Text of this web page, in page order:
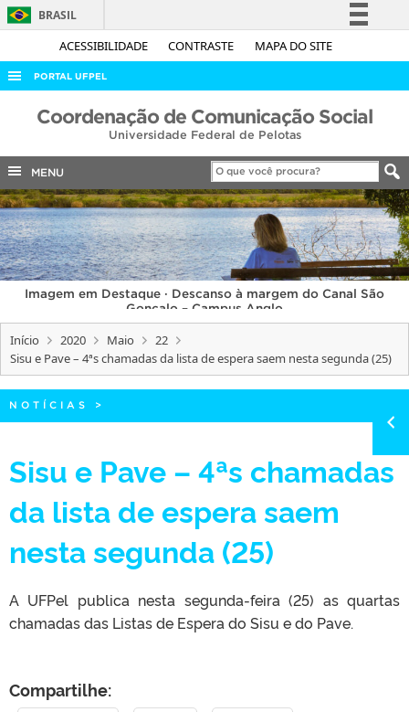
ACESSIBILIDADE CONTRASTE MAPA DO SITE
BRASIL
Simplifique!
Acesso à informação
Legislação
Canais
PORTAL UFPEL
ACESSO À INFORMAÇÃO
COBALTO
CONCURSOS
EDITAIS
INTERNACIONAL
OUVIDORIA
PORTARIAS
TELEFONES
Coordenação de Comunicação Social
Universidade Federal de Pelotas
MENU
Imagem em Destaque · Descanso à margem do Canal São
Gonçalo – Campus Anglo
Início 2020 Maio
22
Sisu e Pave – 4ªs chamadas da lista de espera saem nesta segunda (25)
NOTÍCIAS >
Sisu e Pave – 4ªs chamadas
da lista de espera saem
nesta segunda (25)
A UFPel publica nesta segunda-feira (25) as quartas
chamadas das Listas de Espera do Sisu e do Pave.
Compartilhe: